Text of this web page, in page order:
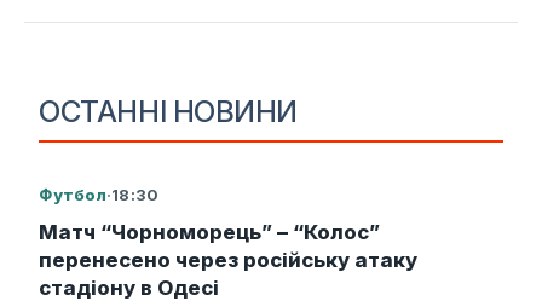
ОСТАННІ НОВИНИ
Футбол·18:30
Матч “Чорноморець” – “Колос”
перенесено через російську атаку
стадіону в Одесі